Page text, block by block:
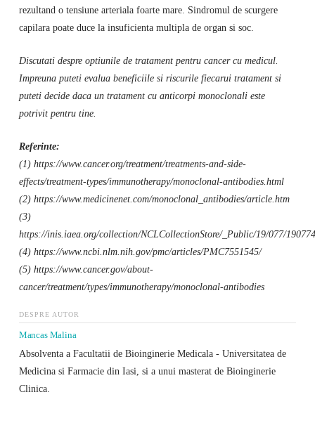
rezultand o tensiune arteriala foarte mare. Sindromul de scurgere
capilara poate duce la insuficienta multipla de organ si soc.
Discutati despre optiunile de tratament pentru cancer cu medicul.
Impreuna puteti evalua beneficiile si riscurile fiecarui tratament si
puteti decide daca un tratament cu anticorpi monoclonali este
potrivit pentru tine.
Referinte:
(1) https://www.cancer.org/treatment/treatments-and-side-
effects/treatment-types/immunotherapy/monoclonal-antibodies.html
(2) https://www.medicinenet.com/monoclonal_antibodies/article.htm
(3)
https://inis.iaea.org/collection/NCLCollectionStore/_Public/19/077/
(4) https://www.ncbi.nlm.nih.gov/pmc/articles/PMC7551545/
(5) https://www.cancer.gov/about-
cancer/treatment/types/immunotherapy/monoclonal-antibodies
DESPRE AUTOR
Mancas Malina
Absolventa a Facultatii de Bioinginerie Medicala - Universitatea de
Medicina si Farmacie din Iasi, si a unui masterat de Bioinginerie
Clinica.